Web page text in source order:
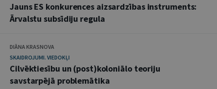
Jauns ES konkurences aizsardzības instruments:
Ārvalstu subsīdiju regula
DIĀNA KRASNOVA
SKAIDROJUMI. VIEDOKĻI
Cilvēktiesību un (post)koloniālo teoriju
savstarpējā problemātika